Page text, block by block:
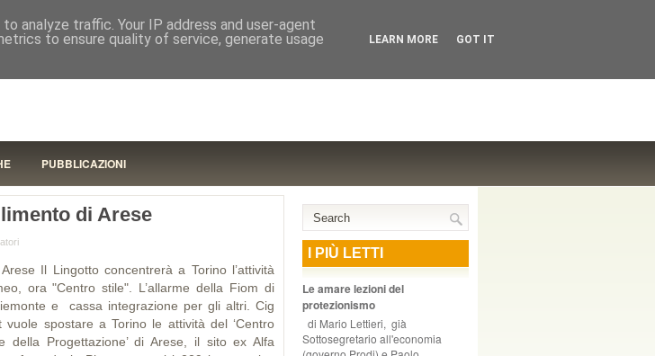
RISTORANTE COOPERATIVO, ZURIGO
PUBBLICAZIONI
di Arese
Il Lingotto concentrerà a Torino l’attività
ora "Centro stile". L’allarme della Fiom di
e cassa integrazione per gli altri. Cig
spostare a Torino le attività del ‘Centro
della Progettazione’ di Arese, il sito ex Alfa
I PIÙ LETTI
Le amare lezioni del
protezionismo
di Mario Lettieri, già
Sottosegretario all'economia
analyze traffic. Your IP address and user-agent
to ensure quality of service, generate usage
LEARN MORE GOT IT